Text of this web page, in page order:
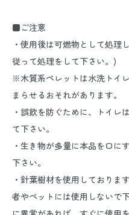
■ご注意
・使用後は可燃物として処理
従って処理をして下さい。)
※木質系ペレットは水洗トイ
まらせるおそれがあります。
・誤飲を防ぐために、トイレ
て下さい。
・生き物が多量に本品を口に
下さい。
・針葉樹材を使用しておりま
者やペットには使用しないで